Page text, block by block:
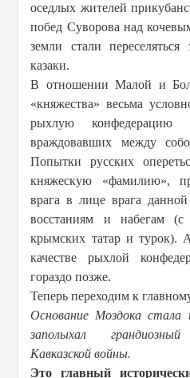
оседлых жителей
побед Суворова над
земли стали
казаки.
В отношении Малой и
«княжества» весьма
рыхлую конфедерацию
враждовавших между
Попытки русских
княжескую «фамилию»,
врага в лице врага
восстаниям и набегам
крымских татар и турок).
качестве рыхлой
гораздо позже.
Теперь переходим к
Основание Моздока стала
заполыхал
Кавказской войны.
Это главный